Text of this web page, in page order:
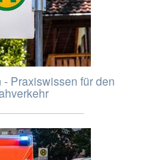
Praxiswissen für den